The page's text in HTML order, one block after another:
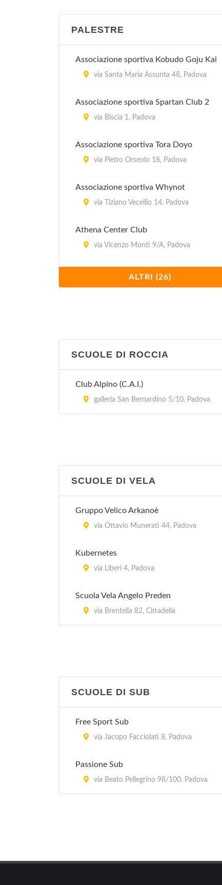
PALESTRE
Associazione sportiva Kobudo Goju Kai
via Santa Maria Assunta 48, Padova
Associazione sportiva Spartan Club 2
via Biscia 1, Padova
Associazione sportiva Tora Doyo
via Pietro Orseolo 18, Padova
Associazione sportiva Whynot
via Tiziano Vecellio 14, Padova
Athena Center Club
via Vicenzo Monti 9/A, Padova
Athena Beauty Club
galleria Storione 5, Padova
Ballet Center
Centro Daruma
via Giovanni Paisiello 15, Padova
Ciak
ALTRI (26)
SCUOLE DI ROCCIA
Club Alpino (C.A.I.)
galleria San Bernardino 5/10, Padova
SCUOLE DI VELA
Gruppo Velico Arkanoè
via Ottavio Munerati 44, Padova
Kubernetes
via Liberi 4, Padova
Scuola Vela Angelo Preden
via Brentella 82, Cittadella
SCUOLE DI SUB
Free Sport Sub
via Jacopo Facciolati 8, Padova
Passione Sub
via Beato Pellegrino 98/100, Padova